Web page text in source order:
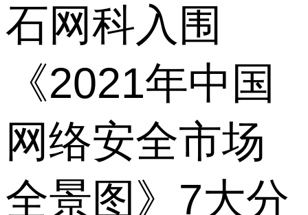
石网科入围
《2021年中国
网络安全市场
全景图》7大分